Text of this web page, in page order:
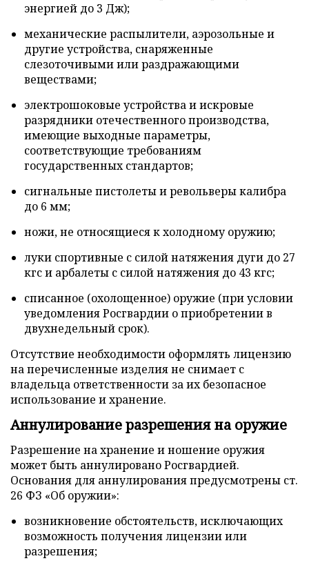
энергией до 3 Дж);
механические распылители, аэрозольные и
другие устройства, снаряженные
слезоточивыми или раздражающими
веществами;
электрошоковые устройства и искровые
разрядники отечественного производства,
имеющие выходные параметры,
соответствующие требованиям
государственных стандартов;
сигнальные пистолеты и револьверы калибра
до 6 мм;
ножи, не относящиеся к холодному оружию;
луки спортивные с силой натяжения дуги до 27
кгс и арбалеты с силой натяжения до 43 кгс;
списанное (охолощенное) оружие (при условии
уведомления Росгвардии о приобретении в
двухнедельный срок).
Отсутствие необходимости оформлять лицензию
на перечисленные изделия не снимает с
владельца ответственности за их безопасное
использование и хранение.
Аннулирование разрешения на оружие
Разрешение на хранение и ношение оружия
может быть аннулировано Росгвардией.
Основания для аннулирования предусмотрены ст.
26 ФЗ «Об оружии»:
возникновение обстоятельств, исключающих
возможность получения лицензии или
разрешения;